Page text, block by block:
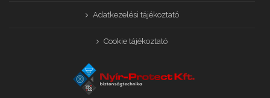
Adatkezelési tájékoztató
Cookie tájékoztató